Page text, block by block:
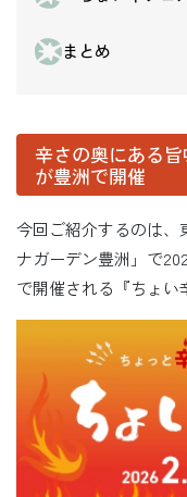
まとめ
辛さの奥にある旨
が豊洲で開催
今回ご紹介するのは、
ナガーデン豊洲」で
で開催される『ちょい